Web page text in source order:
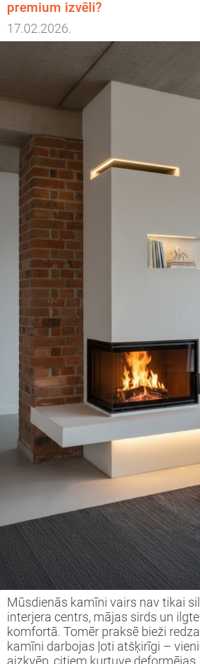
premium izvēli?
17.02.2026.
Mūsdienās kamīni vairs nav tikai
interjera centrs, mājas sirds un
komfortā. Tomēr praksē bieži
kamīni darbojas ļoti atšķirīgi –